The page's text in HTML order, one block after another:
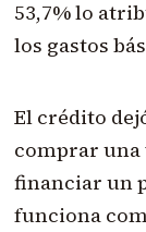
53,7% lo
los gastos
El crédito
comprar una
financiar un
funciona